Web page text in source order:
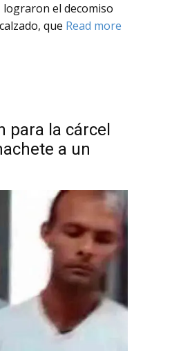
lograron el decomiso
que Read more
para la cárcel
a un